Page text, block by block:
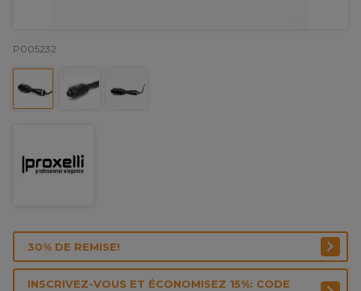
P005232
30% DE REMISE!
INSCRIVEZ-VOUS ET ÉCONOMISEZ 15%: CODE